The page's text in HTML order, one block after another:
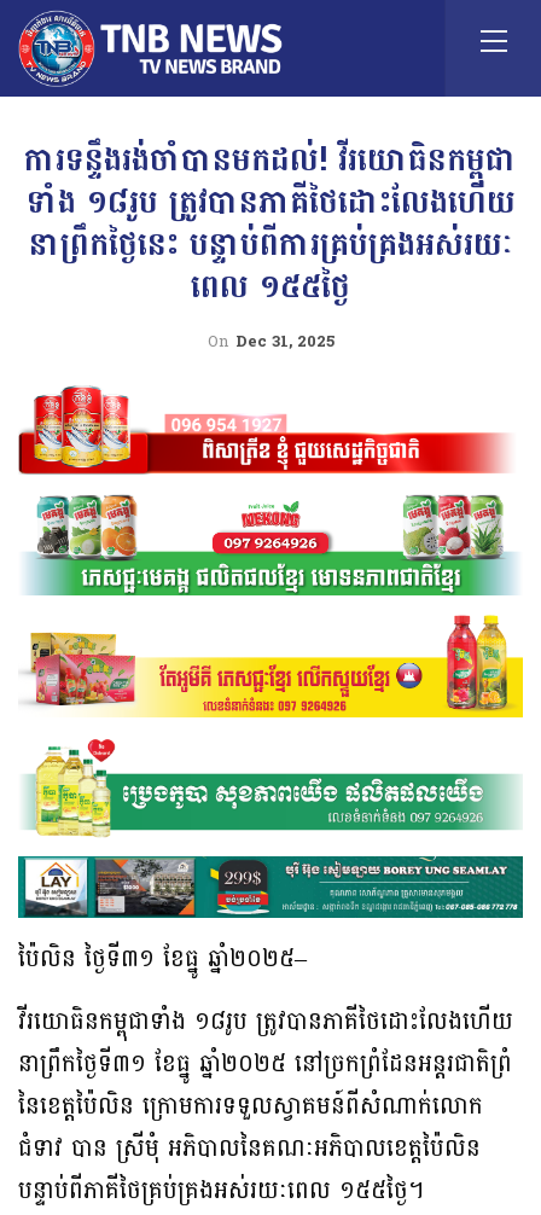
ការទន្ទឹងរង់ចាំបានមកដល់! វីរយោធិនកម្ពុជា
ទាំង ១៨រូប ត្រូវបានភាគីថៃដោះលែងហើយ
នាព្រឹកថ្ងៃនេះ បន្ទាប់ពីការគ្រប់គ្រងអស់រយៈ
ពេល ១៥៥ថ្ងៃ
On Dec 31, 2025
ប៉ៃលិន ថ្ងៃទី៣១ ខែធ្នូ ឆ្នាំ២០២៥–
វីរយោធិនកម្ពុជាទាំង ១៨រូប ត្រូវបានភាគីថៃដោះលែងហើយ
នាព្រឹកថ្ងៃទី៣១ ខែធ្នូ ឆ្នាំ២០២៥ នៅច្រកព្រំដែនអន្តរជាតិព្រំ
នៃខេត្តប៉ៃលិន ក្រោមការទទួលស្វាគមន៍ពីសំណាក់លោក
ជំទាវ បាន ស្រីមុំ អភិបាលនៃគណៈអភិបាលខេត្តប៉ៃលិន
បន្ទាប់ពីភាគីថៃគ្រប់គ្រងអស់រយៈពេល ១៥៥ថ្ងៃ។